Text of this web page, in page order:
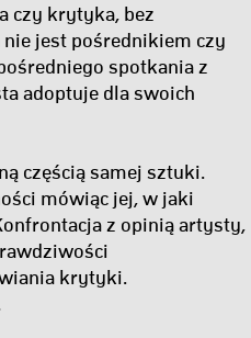
czy krytyka, bez
jest pośrednikiem czy
spotkania z
adoptuje dla swoich
częścią samej sztuki.
mówiąc jej, w jaki
z opinią artysty,
krytyki.